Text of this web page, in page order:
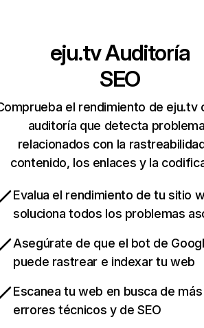
eju.tvAuditoría
SEO
el rendimiento de eju.tv
auditoría que detecta
relacionados con la
contenido, los enlaces y la
Evalua el rendimiento de tu sitio
soluciona todos los problemas
Asegúrate de que el bot de
puede rastrear e indexar tu web
Escanea tu web en busca de
errores técnicos y de SEO